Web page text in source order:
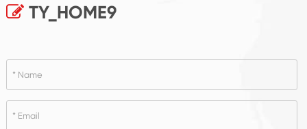
TY_HOME9